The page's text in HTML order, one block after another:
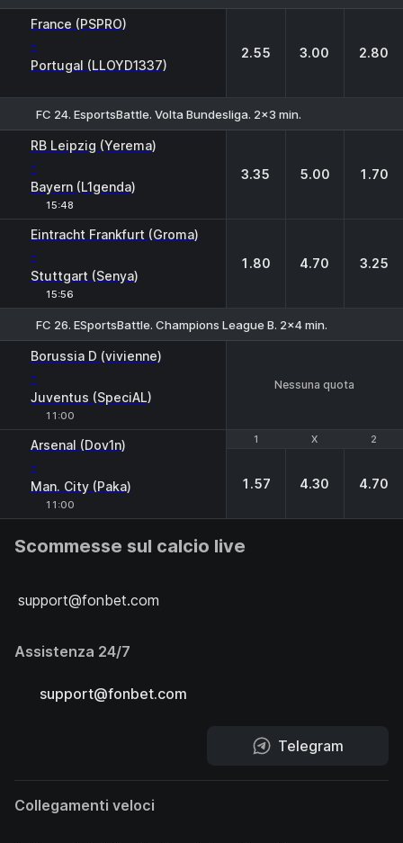
France (PSPRO)
-
Portugal (LLOYD1337)
2.55 3.00 2.80
FC 24. EsportsBattle. Volta Bundesliga. 2x3 min.
RB Leipzig (Yerema)
-
Bayern (L1genda)
15:48
3.35 5.00 1.70
Eintracht Frankfurt (Groma)
-
Stuttgart (Senya)
15:56
1.80 4.70 3.25
FC 26. ESportsBattle. Champions League B. 2x4 min.
Borussia D (vivienne)
-
Juventus (SpeciAL)
11:00
Nessuna quota
1 X 2
Arsenal (Dov1n)
-
Man. City (Paka)
11:00
1 X 2
1.57 4.30 4.70
Scommesse sul calcio live
support@fonbet.com
Assistenza 24/7
support@fonbet.com
Telegram
Collegamenti veloci